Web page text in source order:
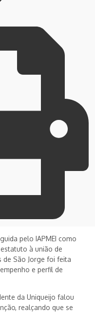
pelo IAPMEI como
à união de
de São Jorge foi feita
e perfil de
da Uniqueijo falou
realçando que se